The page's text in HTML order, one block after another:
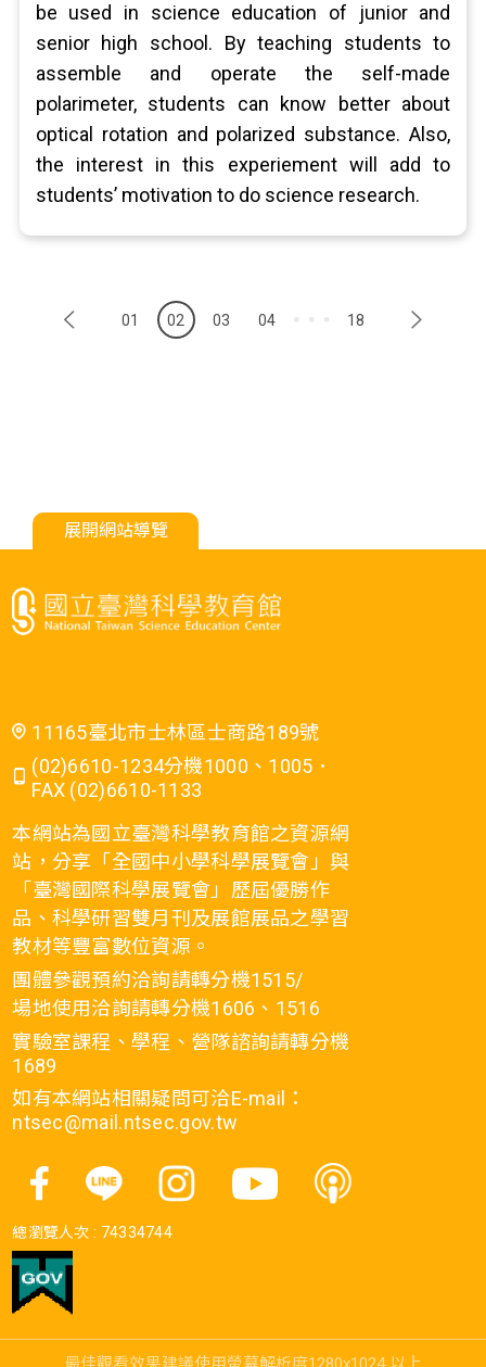
be used in science education of junior and
senior high school. By teaching students to
assemble and operate the self-made
polarimeter, students can know better about
optical rotation and polarized substance. Also,
the interest in this experiement will add to
students’ motivation to do science research.
01 02 03 04 18
展開網站導覽
11165臺北市士林區士商路189號
(02)6610-1234分機1000、1005．
FAX (02)6610-1133
本網站為國立臺灣科學教育館之資源網
站，分享「全國中小學科學展覽會」與
「臺灣國際科學展覽會」歷屆優勝作
品、科學研習雙月刊及展館展品之學習
教材等豐富數位資源。
團體參觀預約洽詢請轉分機1515/
場地使用洽詢請轉分機1606、1516
實驗室課程、學程、營隊諮詢請轉分機
1689
如有本網站相關疑問可洽E-mail：
ntsec@mail.ntsec.gov.tw
總瀏覽人次 : 74334744